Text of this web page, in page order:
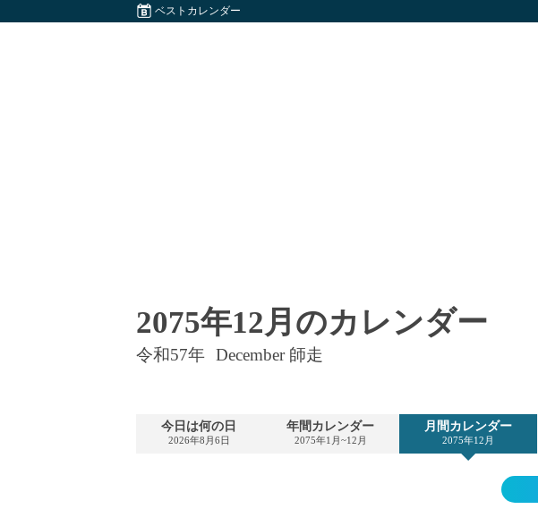
ベストカレンダー
2075年12月のカレンダー
令和57年 December 師走
今日は何の日
2026年8月6日
年間カレンダー
2075年1月~12月
月間カレンダー
2075年12月